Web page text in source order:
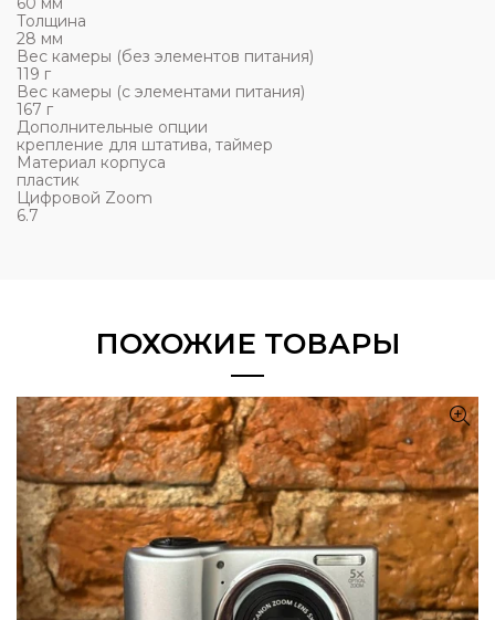
Толщина
28 мм
Вес камеры (без элементов питания)
119 г
Вес камеры (с элементами питания)
167 г
Дополнительные опции
крепление для штатива, таймер
Материал корпуса
пластик
Цифровой Zoom
6.7
ПОХОЖИЕ ТОВАРЫ